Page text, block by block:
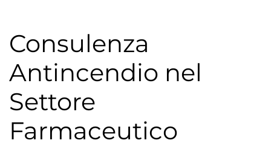
Consulenza
Antincendio nel
Settore
Farmaceutico